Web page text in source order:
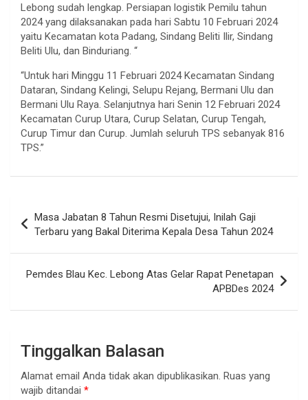
Lebong sudah lengkap. Persiapan logistik Pemilu tahun
2024 yang dilaksanakan pada hari Sabtu 10 Februari 2024
yaitu Kecamatan kota Padang, Sindang Beliti Ilir, Sindang
Beliti Ulu, dan Binduriang. “
“Untuk hari Minggu 11 Februari 2024 Kecamatan Sindang
Dataran, Sindang Kelingi, Selupu Rejang, Bermani Ulu dan
Bermani Ulu Raya. Selanjutnya hari Senin 12 Februari 2024
Kecamatan Curup Utara, Curup Selatan, Curup Tengah,
Curup Timur dan Curup. Jumlah seluruh TPS sebanyak 816
TPS.”
pos
Masa Jabatan 8 Tahun Resmi Disetujui, Inilah Gaji
Terbaru yang Bakal Diterima Kepala Desa Tahun 2024
Pemdes Blau Kec. Lebong Atas Gelar Rapat Penetapan
APBDes 2024
Tinggalkan Balasan
Alamat email Anda tidak akan dipublikasikan. Ruas yang
wajib ditandai *